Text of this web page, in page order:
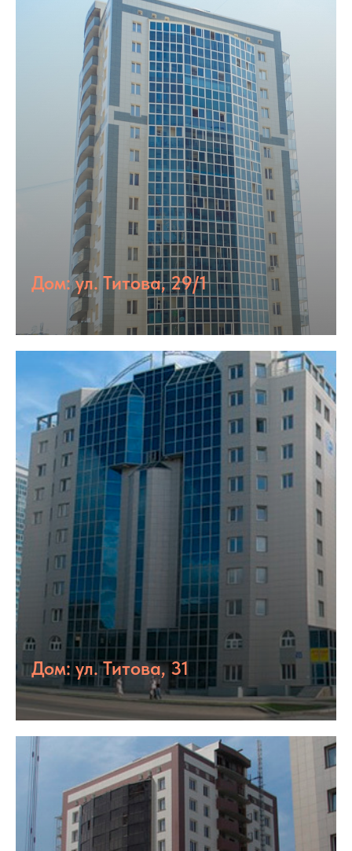
Дом: ул. Титова, 29/1
Дом: ул. Титова, 31